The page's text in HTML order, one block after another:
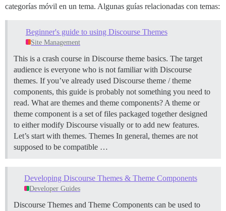
categorías móvil en un tema. Algunas guías relacionadas con temas:
Beginner's guide to using Discourse Themes
Site Management
This is a crash course in Discourse theme basics. The target
audience is everyone who is not familiar with Discourse
themes. If you’ve already used Discourse theme / theme
components, this guide is probably not something you need to
read. What are themes and theme components? A theme or
theme component is a set of files packaged together designed
to either modify Discourse visually or to add new features.
Let’s start with themes. Themes In general, themes are not
supposed to be compatible …
Developing Discourse Themes & Theme Components
Developer Guides
Discourse Themes and Theme Components can be used to